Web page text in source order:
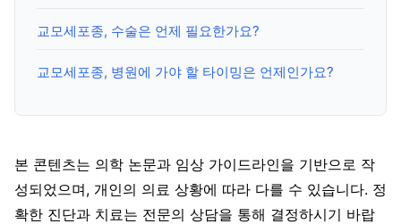
교모세포종, 수술은 언제 필요한가요?
교모세포종, 병원에 가야 할 타이밍은 언제인가요?
본 콘텐츠는 의학 논문과 임상 가이드라인을 기반으로 작
성되었으며, 개인의 의료 상황에 따라 다를 수 있습니다. 정
확한 진단과 치료는 전문의 상담을 통해 결정하시기 바랍